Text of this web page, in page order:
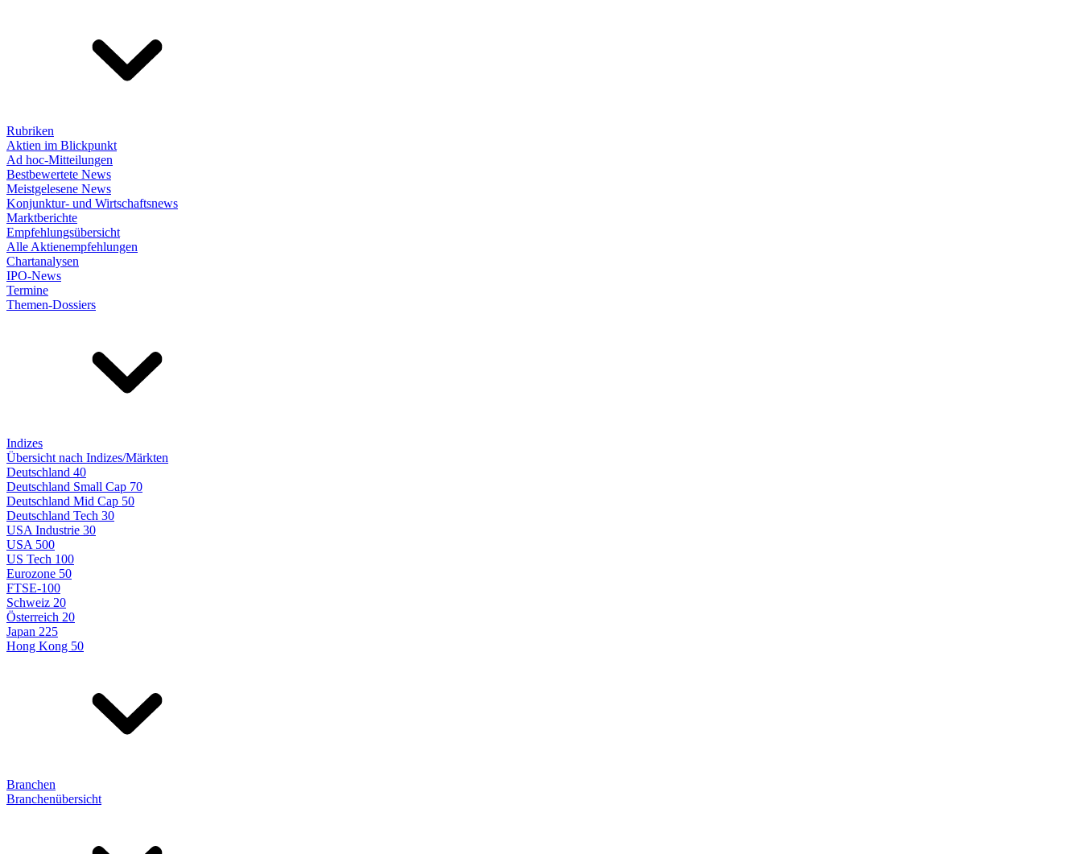
Rubriken
Aktien im Blickpunkt
Ad hoc-Mitteilungen
Bestbewertete News
Meistgelesene News
Konjunktur- und Wirtschaftsnews
Marktberichte
Empfehlungsübersicht
Alle Aktienempfehlungen
Chartanalysen
IPO-News
Termine
Themen-Dossiers
Indizes
Übersicht nach Indizes/Märkten
Deutschland 40
Deutschland Small Cap 70
Deutschland Mid Cap 50
Deutschland Tech 30
USA Industrie 30
USA 500
US Tech 100
Eurozone 50
FTSE-100
Schweiz 20
Österreich 20
Japan 225
Hong Kong 50
Branchen
Branchenübersicht